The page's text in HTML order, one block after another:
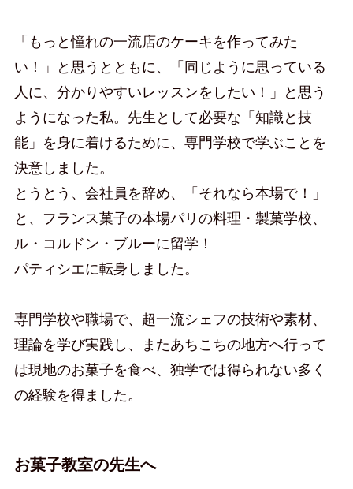
「もっと憧れの一流店のケーキを作ってみた
い！」と思うとともに、「同じように思っている
人に、分かりやすいレッスンをしたい！」と思う
ようになった私。先生として必要な「知識と技
能」を身に着けるために、専門学校で学ぶことを
決意しました。
とうとう、会社員を辞め、「それなら本場で！」
と、フランス菓子の本場パリの料理・製菓学校、
ル・コルドン・ブルーに留学！
パティシエに転身しました。
専門学校や職場で、超一流シェフの技術や素材、
理論を学び実践し、またあちこちの地方へ行って
は現地のお菓子を食べ、独学では得られない多く
の経験を得ました。
お菓子教室の先生へ